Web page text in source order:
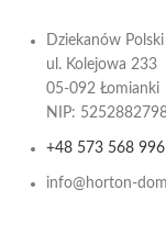
Dziekanów Polski
ul. Kolejowa 233
05-092 Łomianki
NIP:
+48 573 568 996
info@horton-